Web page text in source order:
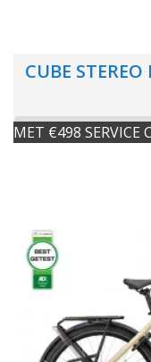
CUBE
MET €498 SERVICE